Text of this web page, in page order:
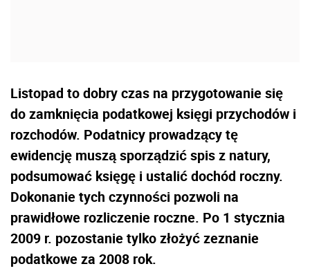
Listopad to dobry czas na przygotowanie się
do zamknięcia podatkowej księgi przychodów i
rozchodów. Podatnicy prowadzący tę
ewidencję muszą sporządzić spis z natury,
podsumować księgę i ustalić dochód roczny.
Dokonanie tych czynności pozwoli na
prawidłowe rozliczenie roczne. Po 1 stycznia
2009 r. pozostanie tylko złożyć zeznanie
podatkowe za 2008 rok.